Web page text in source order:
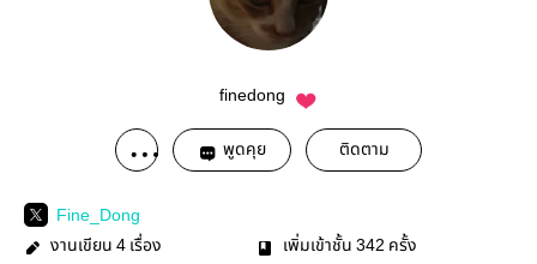
finedong
พูดคุย ติดตาม
Fine_Dong
งานเขียน 4 เรื่อง เพิ่มเข้าชั้น 342 ครั้ง